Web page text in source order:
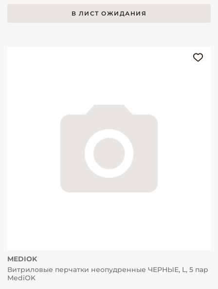
В ЛИСТ ОЖИДАНИЯ
MEDIOK
Витриловые перчатки неопудренные ЧЕРНЫЕ, L, 5 пар
MediOK